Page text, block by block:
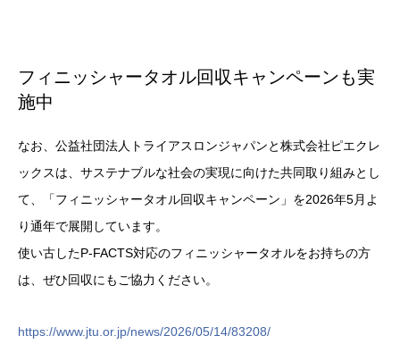
フィニッシャータオル回収キャンペーンも実
施中
なお、公益社団法人トライアスロンジャパンと株式会社ピエクレ
ックスは、サステナブルな社会の実現に向けた共同取り組みとし
て、「フィニッシャータオル回収キャンペーン」を2026年5月よ
り通年で展開しています。
使い古したP-FACTS対応のフィニッシャータオルをお持ちの方
は、ぜひ回収にもご協力ください。
https://www.jtu.or.jp/news/2026/05/14/83208/